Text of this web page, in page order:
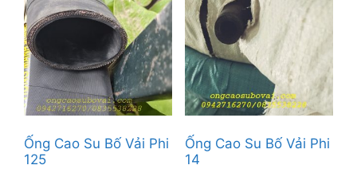
Ống Cao Su Bố Vải Phi
125
Ống Cao Su Bố Vải Phi
14